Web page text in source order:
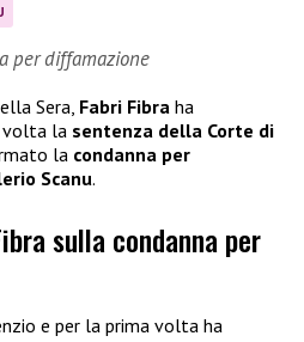
per diffamazione
Sera, Fabri Fibra ha
volta la sentenza della Corte di
la condanna per
Scanu.
sulla condanna per
e per la prima volta ha